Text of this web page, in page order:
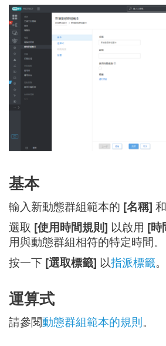
基本
輸入新動態群組範本的 [名稱] 和
選取 [使用時間規則] 以啟用 [時
用與動態群組相符的特定時間。
按一下 [選取標籤] 以指派標籤。
運算式
請參閱動態群組範本的規則。